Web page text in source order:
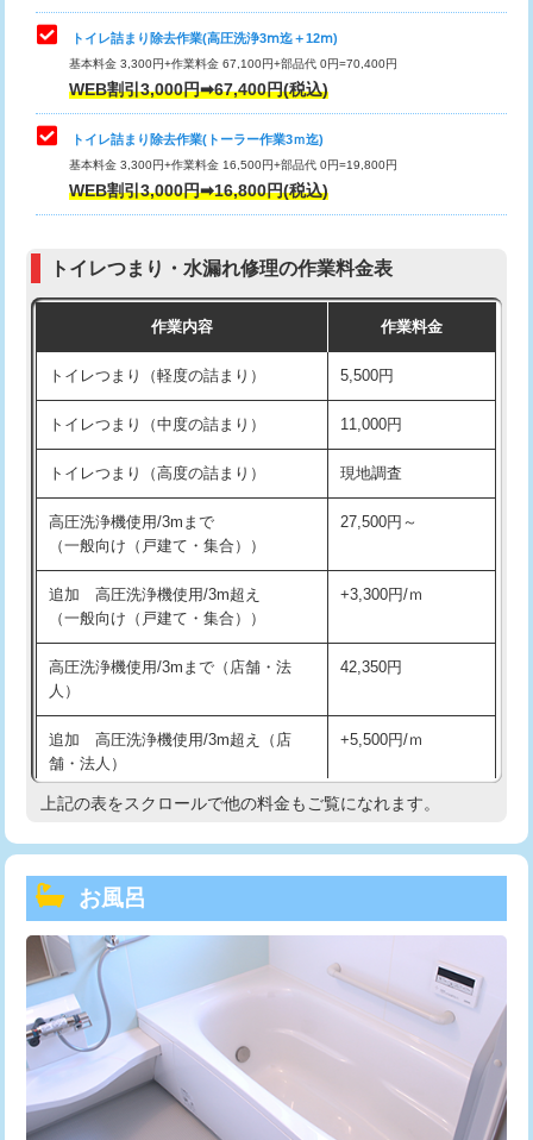
トイレ詰まり除去作業(高圧洗浄3ⅿ迄＋12ⅿ)
基本料金 3,300円+作業料金 67,100円+部品代 0円=70,400円
WEB割引3,000円➡67,400円(税込)
トイレ詰まり除去作業(トーラー作業3ｍ迄)
基本料金 3,300円+作業料金 16,500円+部品代 0円=19,800円
WEB割引3,000円➡16,800円(税込)
トイレつまり・水漏れ修理の作業料金表
作業内容 作業料金
トイレつまり（軽度の詰まり） 5,500円
トイレつまり（中度の詰まり） 11,000円
トイレつまり（高度の詰まり） 現地調査
高圧洗浄機使用/3mまで
（一般向け（戸建て・集合））
27,500円～
追加 高圧洗浄機使用/3m超え
（一般向け（戸建て・集合））
+3,300円/ｍ
高圧洗浄機使用/3mまで（店舗・法
人）
42,350円
追加 高圧洗浄機使用/3m超え（店
舗・法人）
+5,500円/ｍ
高度高圧洗浄換 現地調査
トーラー機使用/3mまで
追加トーラー機使用/3m超え
カメラ調査 33,000円
桝清掃 8,800円
止水・漏水調査・防水処理・清掃・修
理・調整・分解・加工など（軽作業）
上記の表をスクロールで他の料金もご覧になれます。
お風呂